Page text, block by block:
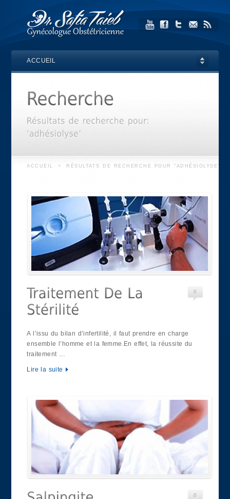
ACCUEIL
ACCUEIL > RÉSULTATS DE RECHERCHE POUR "ADHÉSIOLYSE"
0
A l’issu du bilan d’infertilité, il faut prendre en charge
ensemble l’homme et la femme.En effet, la réussite du
traitement …
Lire la suite
0